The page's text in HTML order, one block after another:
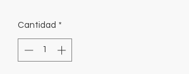
Cantidad *